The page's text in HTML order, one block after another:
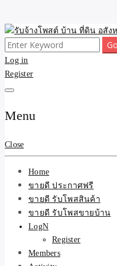
Skip
to
content
รับจ้างโพส
และบริการ
ขายดี โพสประกาศขายสินค้าฟ
Search
for:
Log in
Register
Menu
Close
Home
ขายดี ประกาศฟรี
ขายดี รับโพสสินค้า
ขายดี รับโพสขายบ้าน
LogN
Register
Members